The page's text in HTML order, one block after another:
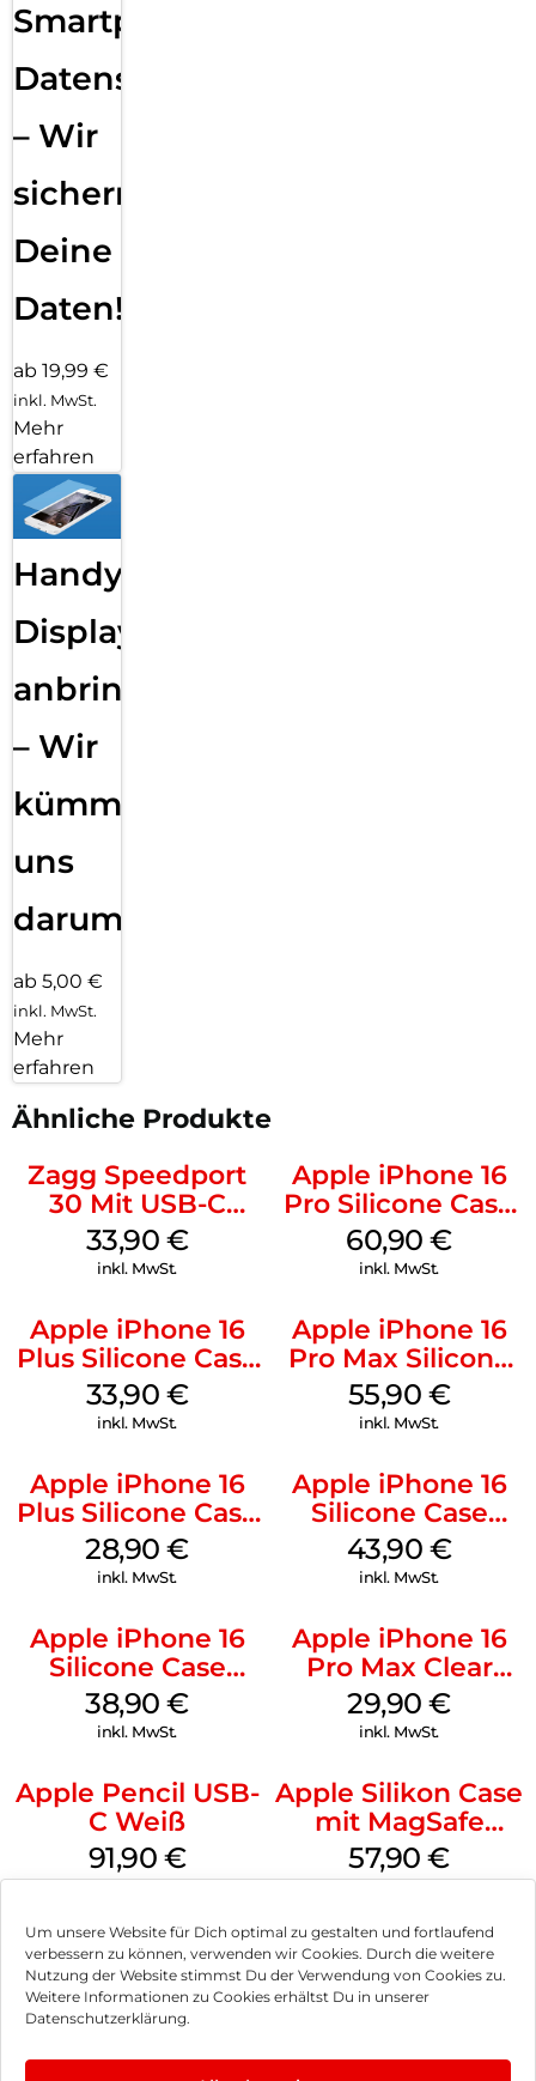
Um unsere Website für Dich optimal zu gestalten und fortlaufend
verbessern zu können, verwenden wir Cookies. Durch die weitere
Nutzung der Website stimmst Du der Verwendung von Cookies zu.
Weitere Informationen zu Cookies erhältst Du in unserer
Datenschutzerklärung.
Smartphone
Datensicherung
– Wir
sichern
Deine
Daten!
ab 19,99 €
inkl. MwSt.
Mehr
erfahren
Handy
Displayfolie
anbringen
– Wir
kümmern
uns
darum!
ab 5,00 €
inkl. MwSt.
Mehr
erfahren
Ähnliche Produkte
Zagg Speedport
30 Mit USB-C
Kabel Weiß
33,90 €
inkl. MwSt.
Apple iPhone 16
Pro Silicone Case
MagSafe Stone
Gray
60,90€
inkl. MwSt.
Apple iPhone 16
Plus Silicone Case
MagSafe Lake
Green
33,90 €
inkl. MwSt.
Apple iPhone 16
Pro Max Silicone
Case MagSafe
Stone Gray
55,90 €
inkl. MwSt.
Apple iPhone 16
Plus Silicone Case
MagSafe Black
28,90€
inkl. MwSt.
Apple iPhone 16
Silicone Case
MagSafe Plum
43,90 €
inkl. MwSt.
Apple iPhone 16
Silicone Case
MagSafe
Ultramarine
38,90€
inkl. MwSt.
Apple iPhone 16
Pro Max Clear
Case MagSafe
Transparent
29,90€
inkl. MwSt.
Apple Pencil USB-
C Weiß
91,90 €
inkl. MwSt.
Apple Silikon Case
mit MagSafe
iPhone 14 Pro
(PRODUCT)RED
57,90€
inkl. MwSt.
Impressum
AGB